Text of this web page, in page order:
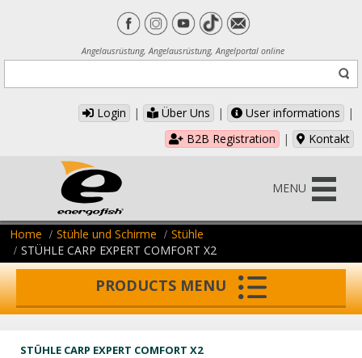
Angelausrüstung, Angelausrüstung, Angelportal online
Login | Über Uns | User informations
|
B2B Registration
| Kontakt
MENU
Home Stühle und Schirme
Stühle
STÜHLE CARP EXPERT COMFORT X2
PRODUCTS MENU
STÜHLE CARP EXPERT COMFORT X2